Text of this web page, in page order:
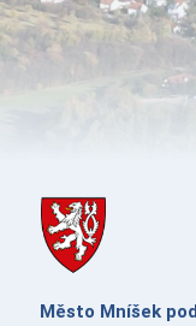
Město Mníšek